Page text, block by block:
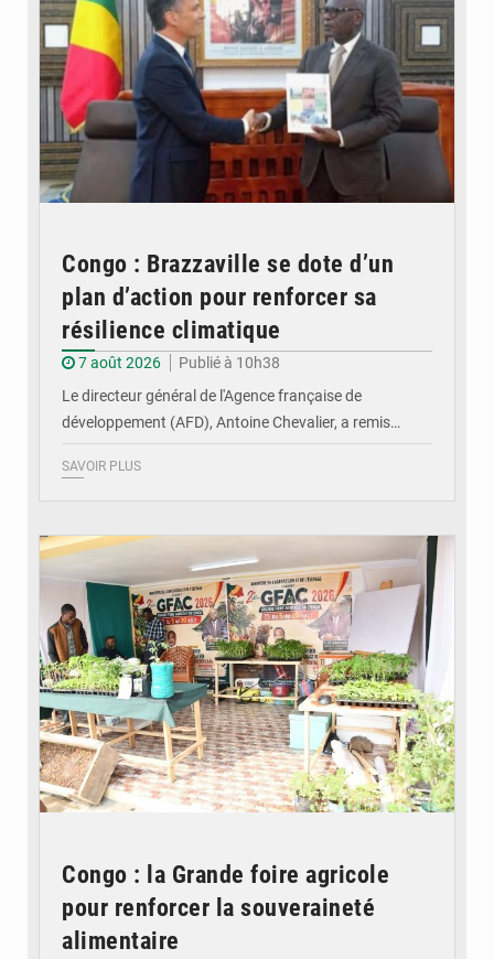
Congo : Brazzaville se dote d’un
plan d’action pour renforcer sa
résilience climatique
7 août 2026
Publié à 10h38
Le directeur général de l'Agence française de
développement (AFD), Antoine Chevalier, a remis…
SAVOIR PLUS
Congo : la Grande foire agricole
pour renforcer la souveraineté
alimentaire